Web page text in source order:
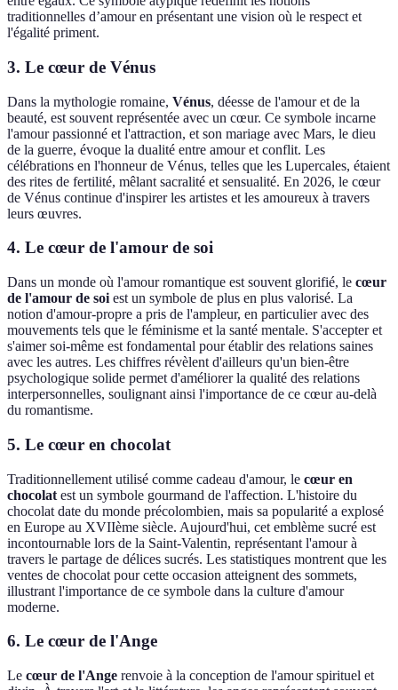
traditionnelles d’amour en présentant une vision où le respect et
l'égalité priment.
3. Le cœur de Vénus
Dans la mythologie romaine, Vénus, déesse de l'amour et de la
beauté, est souvent représentée avec un cœur. Ce symbole incarne
l'amour passionné et l'attraction, et son mariage avec Mars, le dieu
de la guerre, évoque la dualité entre amour et conflit. Les
célébrations en l'honneur de Vénus, telles que les Lupercales, étaient
des rites de fertilité, mêlant sacralité et sensualité. En 2026, le cœur
de Vénus continue d'inspirer les artistes et les amoureux à travers
leurs œuvres.
4. Le cœur de l'amour de soi
Dans un monde où l'amour romantique est souvent glorifié, le cœur
de l'amour de soi est un symbole de plus en plus valorisé. La
notion d'amour-propre a pris de l'ampleur, en particulier avec des
mouvements tels que le féminisme et la santé mentale. S'accepter et
s'aimer soi-même est fondamental pour établir des relations saines
avec les autres. Les chiffres révèlent d'ailleurs qu'un bien-être
psychologique solide permet d'améliorer la qualité des relations
interpersonnelles, soulignant ainsi l'importance de ce cœur au-delà
du romantisme.
5. Le cœur en chocolat
Traditionnellement utilisé comme cadeau d'amour, le cœur en
chocolat est un symbole gourmand de l'affection. L'histoire du
chocolat date du monde précolombien, mais sa popularité a explosé
en Europe au XVIIème siècle. Aujourd'hui, cet emblème sucré est
incontournable lors de la Saint-Valentin, représentant l'amour à
travers le partage de délices sucrés. Les statistiques montrent que les
ventes de chocolat pour cette occasion atteignent des sommets,
illustrant l'importance de ce symbole dans la culture d'amour
moderne.
6. Le cœur de l'Ange
Le cœur de l'Ange renvoie à la conception de l'amour spirituel et